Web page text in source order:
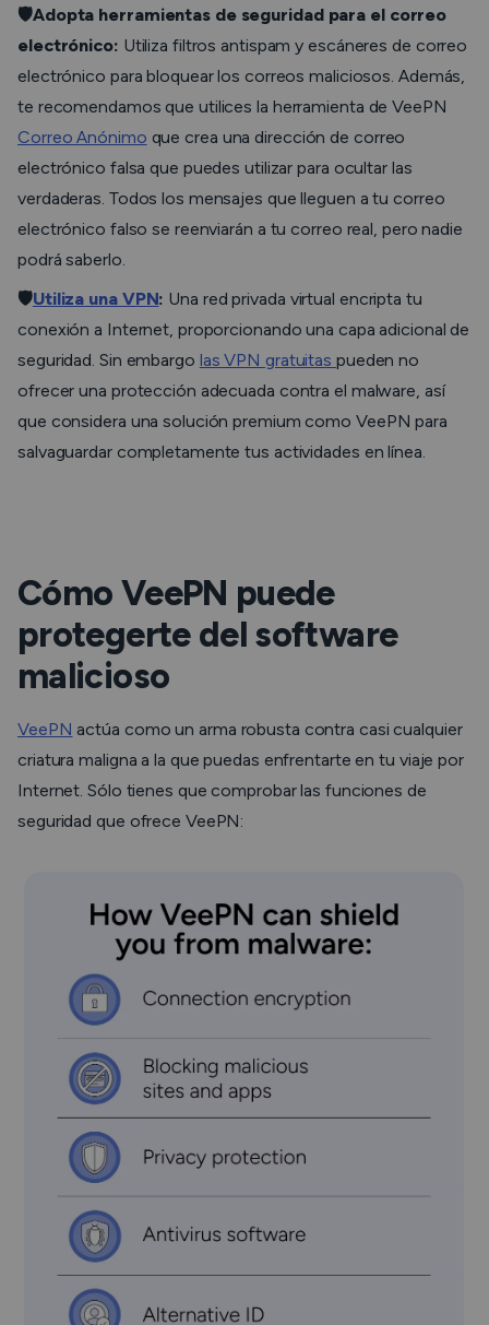
🛡️Adopta herramientas de seguridad para el correo
electrónico: Utiliza filtros antispam y escáneres de correo
electrónico para bloquear los correos maliciosos. Además,
te recomendamos que utilices la herramienta de VeePN
Correo Anónimo que crea una dirección de correo
electrónico falsa que puedes utilizar para ocultar las
verdaderas. Todos los mensajes que lleguen a tu correo
electrónico falso se reenviarán a tu correo real, pero nadie
podrá saberlo.
🛡️Utiliza una VPN: Una red privada virtual encripta tu
conexión a Internet, proporcionando una capa adicional de
seguridad. Sin embargo las VPN gratuitas pueden no
ofrecer una protección adecuada contra el malware, así
que considera una solución premium como VeePN para
salvaguardar completamente tus actividades en línea.
Cómo VeePN puede
protegerte del software
malicioso
VeePN actúa como un arma robusta contra casi cualquier
criatura maligna a la que puedas enfrentarte en tu viaje por
Internet. Sólo tienes que comprobar las funciones de
seguridad que ofrece VeePN: